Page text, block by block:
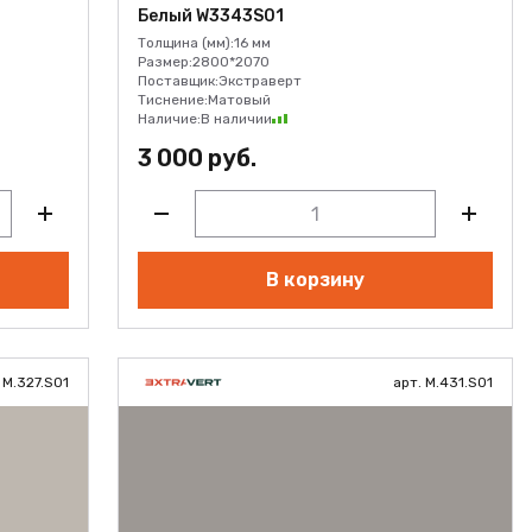
Белый W3343S01
Толщина (мм):16 мм
Размер:2800*2070
Поставщик:Экстраверт
Тиснение:Матовый
Наличие:В наличии
3 000 руб.
В корзину
арт. M.431.S01